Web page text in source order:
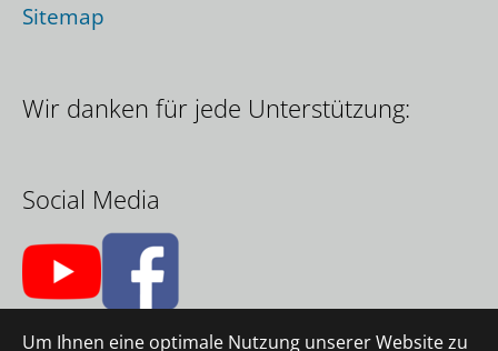
Um Ihnen eine optimale Nutzung unserer Website zu
Wir danken für jede Unterstützung:
Social Media
Sitemap